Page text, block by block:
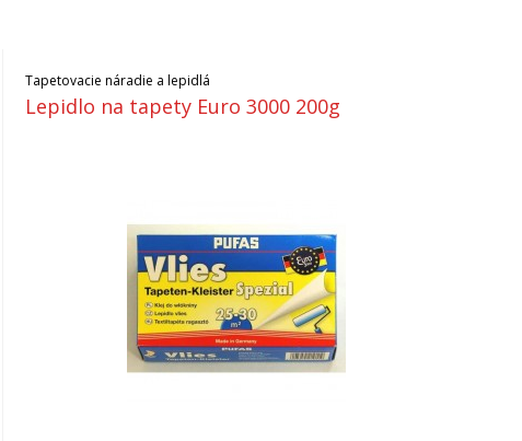
Tapetovacie náradie a lepidlá
Lepidlo na tapety Euro 3000 200g